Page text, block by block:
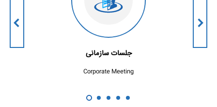
جلسات سازمانی
Corporate Meeting